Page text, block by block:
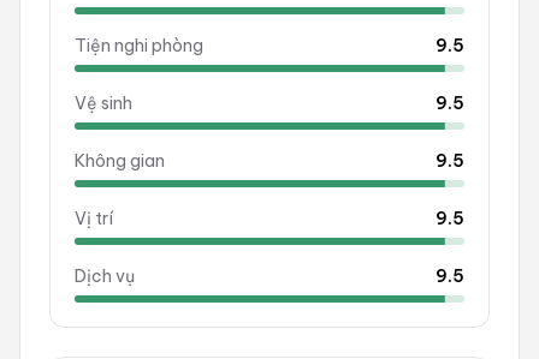
Tiện nghi phòng 9.5
Vệ sinh 9.5
Không gian 9.5
Vị trí 9.5
Dịch vụ 9.5